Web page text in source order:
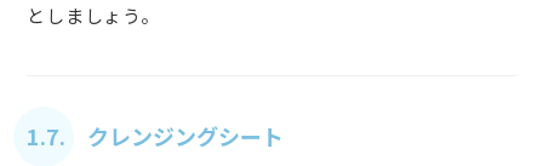
としましょう。
1.7. クレンジングシート